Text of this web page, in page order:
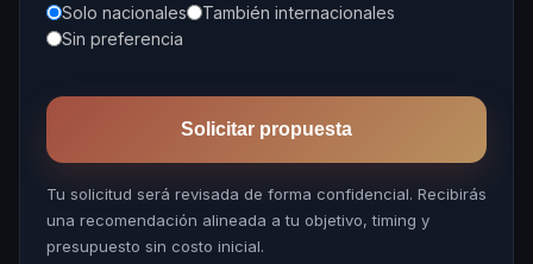
Solo nacionales
También internacionales
Sin preferencia
Solicitar propuesta
Tu solicitud será revisada de forma confidencial. Recibirás
una recomendación alineada a tu objetivo, timing y
presupuesto sin costo inicial.